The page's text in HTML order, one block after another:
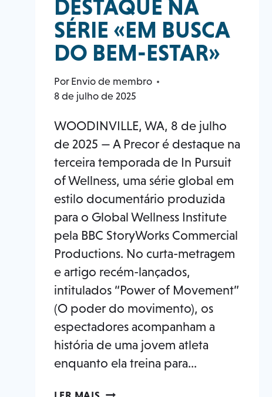
DESTAQUE NA
SÉRIE «EM BUSCA
DO BEM-ESTAR»
Por Envio de membro
8 de julho de 2025
WOODINVILLE, WA, 8 de julho
de 2025 — A Precor é destaque na
terceira temporada de In Pursuit
of Wellness, uma série global em
estilo documentário produzida
para o Global Wellness Institute
pela BBC StoryWorks Commercial
Productions. No curta-metragem
e artigo recém-lançados,
intitulados “Power of Movement”
(O poder do movimento), os
espectadores acompanham a
história de uma jovem atleta
enquanto ela treina para...
PRECOR